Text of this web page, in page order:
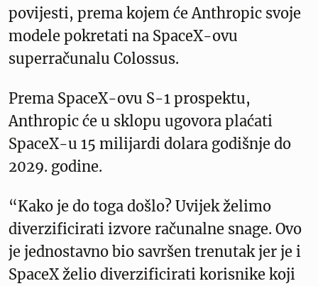
povijesti, prema kojem će Anthropic svoje
modele pokretati na SpaceX-ovu
superračunalu Colossus.
Prema SpaceX-ovu S-1 prospektu,
Anthropic će u sklopu ugovora plaćati
SpaceX-u 15 milijardi dolara godišnje do
2029. godine.
“Kako je do toga došlo? Uvijek želimo
diverzificirati izvore računalne snage. Ovo
je jednostavno bio savršen trenutak jer je i
SpaceX želio diverzificirati korisnike koji